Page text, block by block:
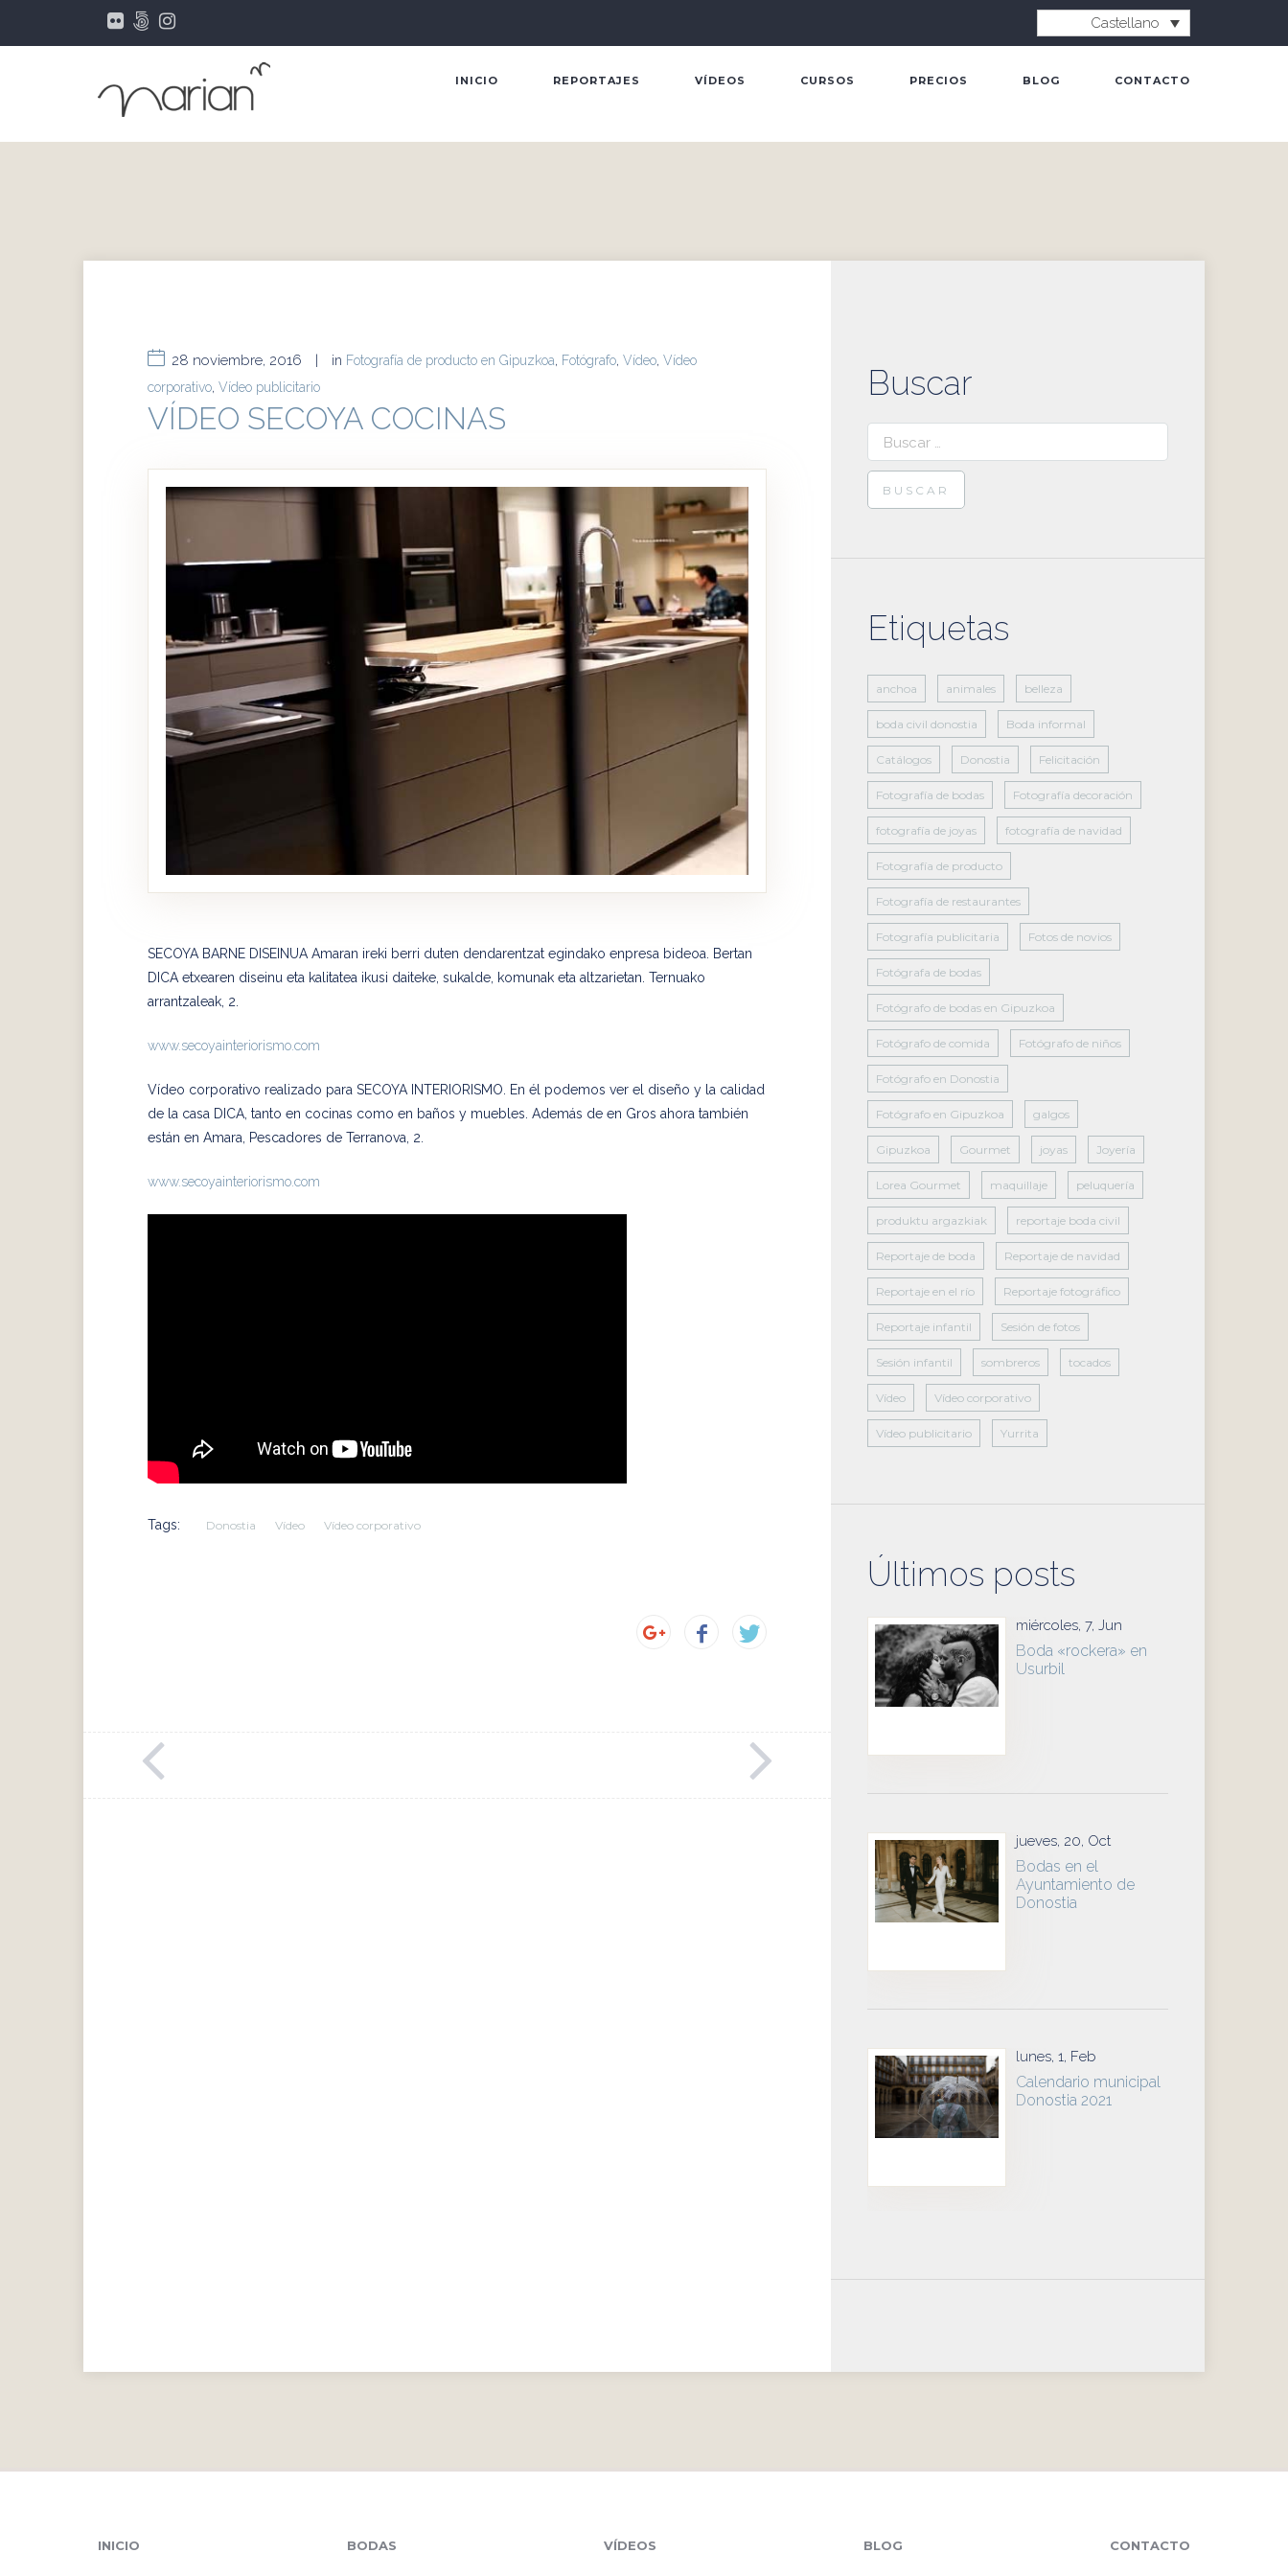
Castellano
INICIO REPORTAJES VÍDEOS CURSOS PRECIOS BLOG CONTACTO
28 noviembre, 2016 | in Fotografía de producto en Gipuzkoa, Fotógrafo, Vídeo, Vídeo
corporativo, Vídeo publicitario
VÍDEO SECOYA COCINAS
SECOYA BARNE DISEINUA Amaran ireki berri duten dendarentzat egindako enpresa bideoa. Bertan
DICA etxearen diseinu eta kalitatea ikusi daiteke, sukalde, komunak eta altzarietan. Ternuako
arrantzaleak, 2.
www.secoyainteriorismo.com
Vídeo corporativo realizado para SECOYA INTERIORISMO. En él podemos ver el diseño y la calidad
de la casa DICA, tanto en cocinas como en baños y muebles. Además de en Gros ahora también
están en Amara, Pescadores de Terranova, 2.
www.secoyainteriorismo.com
Tags: Donostia Vídeo Vídeo corporativo
Buscar
Buscar:
Etiquetas
anchoa animales belleza
boda civil donostia Boda informal
Catálogos Donostia Felicitación
Fotografía de bodas Fotografía decoración
fotografía de joyas fotografía de navidad
Fotografía de producto
Fotografía de restaurantes
Fotografía publicitaria Fotos de novios
Fotógrafa de bodas
Fotógrafo de bodas en Gipuzkoa
Fotógrafo de comida Fotógrafo de niños
Fotógrafo en Donostia
Fotógrafo en Gipuzkoa galgos
Gipuzkoa Gourmet joyas Joyería
Lorea Gourmet maquillaje peluquería
produktu argazkiak reportaje boda civil
Reportaje de boda Reportaje de navidad
Reportaje en el río Reportaje fotográfico
Reportaje infantil Sesión de fotos
Sesión infantil sombreros tocados
Vídeo Vídeo corporativo
Vídeo publicitario Yurrita
Últimos posts
miércoles, 7, Jun
Boda «rockera» en
Usurbil
jueves, 20, Oct
Bodas en el
Ayuntamiento de
Donostia
lunes, 1, Feb
Calendario municipal
Donostia 2021
INICIO BODAS VÍDEOS BLOG CONTACTO